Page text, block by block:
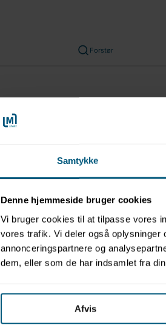
Samtykke
Denne hjemmeside bruger cookies
Vi bruger cookies til at tilpasse vores
vores trafik. Vi deler også oplysninger
annonceringspartnere og
dem, eller som de har indsamlet fra
Afvis
Forstør
LAGERVARE
med print | BECO Sealife®